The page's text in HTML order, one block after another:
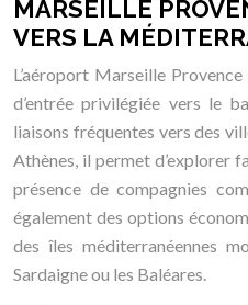
MARSEILLE
VERS LA
L’aéroport Marseille
d’entrée privilégiée vers le
liaisons fréquentes vers des
Athènes, il permet d’explorer
présence de compagnies
également des options
des îles méditerranéennes
Sardaigne ou les Baléares.